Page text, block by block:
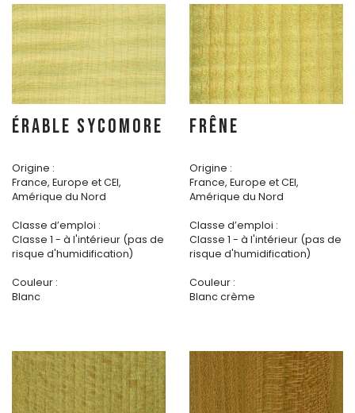
ÉRABLE SYCOMORE
Origine :
France, Europe et CEI,
Amérique du Nord
Classe d’emploi :
Classe 1 - à l'intérieur (pas de
risque d'humidification)
Couleur :
Blanc
FRÊNE
Origine :
France, Europe et CEI,
Amérique du Nord
Classe d’emploi :
Classe 1 - à l'intérieur (pas de
risque d'humidification)
Couleur :
Blanc crème